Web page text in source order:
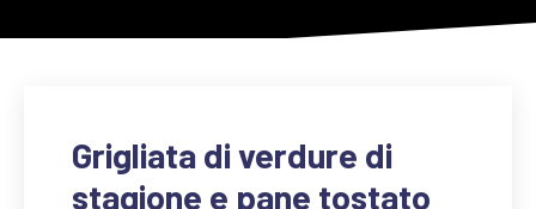
Grigliata di verdure di
stagione e pane tostato